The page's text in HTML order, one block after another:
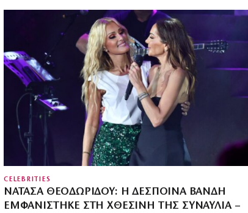
CELEBRITIES
ΝΑΤΆΣΑ ΘΕΟΔΩΡΊΔΟΥ: Η ΔΈΣΠΟΙΝΑ ΒΑΝΔΉ
ΕΜΦΑΝΊΣΤΗΚΕ ΣΤΗ ΧΘΕΣΙΝΉ ΤΗΣ ΣΥΝΑΥΛΊΑ –